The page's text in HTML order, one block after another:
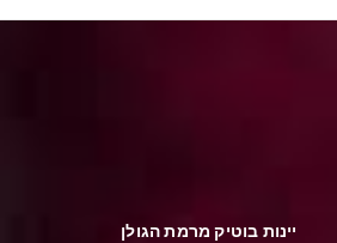
יינות בוטיק מרמת הגולן